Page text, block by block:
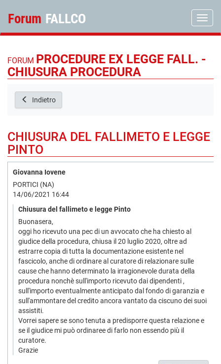
Forum FALLCO
FORUM PROCEDURE EX LEGGE FALL. -
CHIUSURA PROCEDURA
Indietro
CHIUSURA DEL FALLIMETO E LEGGE
PINTO
Giovanna Iovene
PORTICI (NA)
14/06/2021 16:44
Chiusura del fallimeto e legge Pinto
Buonasera,
oggi ho ricevuto una pec di un avvocato che ha chiesto al
giudice della procedura, chiusa il 20 luglio 2020, oltre ad
estrarre copia di tutta la documentazione esistente nel
fascicolo, anche di ordinare al curatore di relazionare sulle
cause che hanno determinato la irragionevole durata della
procedura nonchè sull'importo ricevuto dai dipendenti ,
sull'importo eventualmente anticipato dal fondo di garanzia e
sull'ammontare del credito ancora vantato da ciscuno dei suoi
assistiti.
Vorrei sapere se sono tenuta a predisporre questa relazione e
se il giudice mi può ordinaree di farlo non essendo più il
curatore.
Grazie